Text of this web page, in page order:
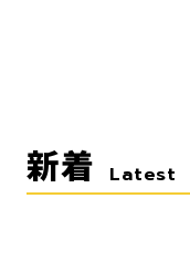
新着 Latest